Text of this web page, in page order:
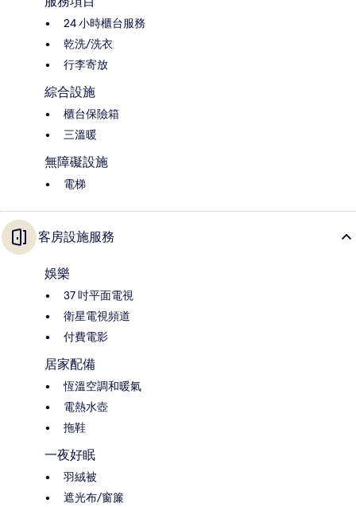
24 小時櫃台服務
乾洗/洗衣
行李寄放
綜合設施
櫃台保險箱
三溫暖
無障礙設施
電梯
客房設施服務
娛樂
37 吋平面電視
衛星電視頻道
付費電影
居家配備
恆溫空調和暖氣
電熱水壺
拖鞋
一夜好眠
羽絨被
遮光布/窗簾